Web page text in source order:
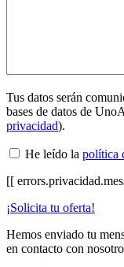
Tus datos serán
bases de datos de
privacidad).
He leído la política
[[
¡Solicita tu oferta!
Hemos enviado tu
en contacto con